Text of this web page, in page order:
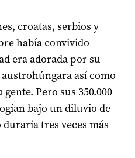
croatas, serbios y
había convivido
era adorada por su
así como
Pero sus 350.000
bajo un diluvio de
tres veces más